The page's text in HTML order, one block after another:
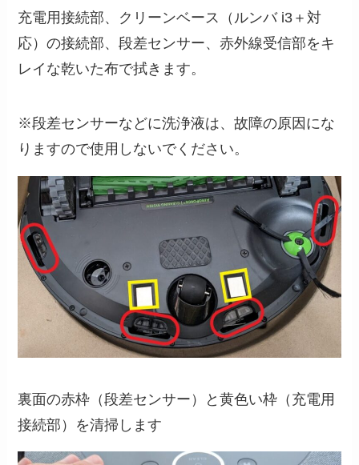
充電用接続部、クリーンベース（ルンバ i3＋対
応）の接続部、段差センサー、赤外線受信部をキ
レイな乾いた布で拭きます。
※段差センサーなどに洗浄液は、故障の原因にな
りますので使用しないでください。
裏面の赤枠（段差センサー）と黄色い枠（充電用
接続部）を清掃します